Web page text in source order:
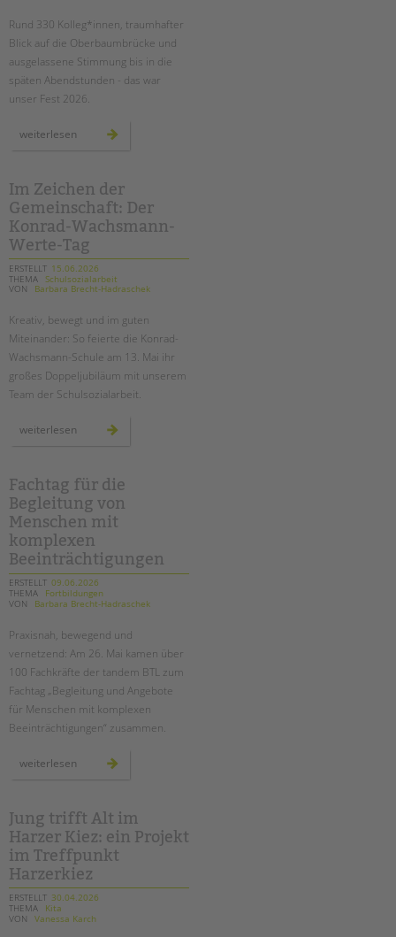
KONTAKT
Impressum
Datenschutz
Hinweisgebersystem
Rund 330 Kolleg*innen, traumhafter
Blick auf die Oberbaumbrücke und
ausgelassene Stimmung bis in die
späten Abendstunden - das war
unser Fest 2026.
weiterlesen sommer,
unser
tandem
btl
sommerfest
2026!
Im Zeichen der
Gemeinschaft: Der
Konrad-Wachsmann-
Werte-Tag
ERSTELLT 15.06.2026
THEMA Schulsozialarbeit
VON
Barbara Brecht-Hadraschek
Kreativ, bewegt und im guten
Miteinander: So feierte die Konrad-
Wachsmann-Schule am 13. Mai ihr
großes Doppeljubiläum mit unserem
Team der Schulsozialarbeit.
weiterlesen
zeichen
konrad-
wachsmann-
werte-
tag
Fachtag für die
Begleitung von
Menschen mit
komplexen
Beeinträchtigungen
ERSTELLT 09.06.2026
THEMA
Fortbildungen
VON
Barbara Brecht-Hadraschek
Praxisnah, bewegend und
vernetzend: Am 26. Mai kamen über
100 Fachkräfte der tandem BTL zum
Fachtag „Begleitung und Angebote
für Menschen mit komplexen
Beeinträchtigungen“ zusammen.
weiterlesen fachtag
menschen
mit
komplexen
beeinträchtigungen
Jung trifft Alt im
Harzer Kiez: ein Projekt
im Treffpunkt
Harzerkiez
ERSTELLT 30.04.2026
THEMA
Kita
VON
Vanessa Karch